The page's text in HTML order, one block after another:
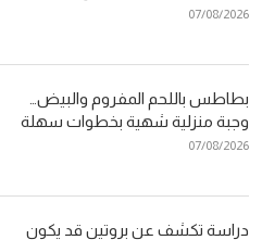
07/08/2026
بطاطس باللحم المفروم والبيض…
وجبة منزلية شهية بخطوات سهلة
07/08/2026
دراسة تكشف عن بروتين قد يكون